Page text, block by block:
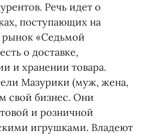
Речь идет о
поступающих на
«Седьмой
о доставке,
и хранении товара.
Мазурики (муж, жена,
свой бизнес. Они
и розничной
игрушками. Владеют